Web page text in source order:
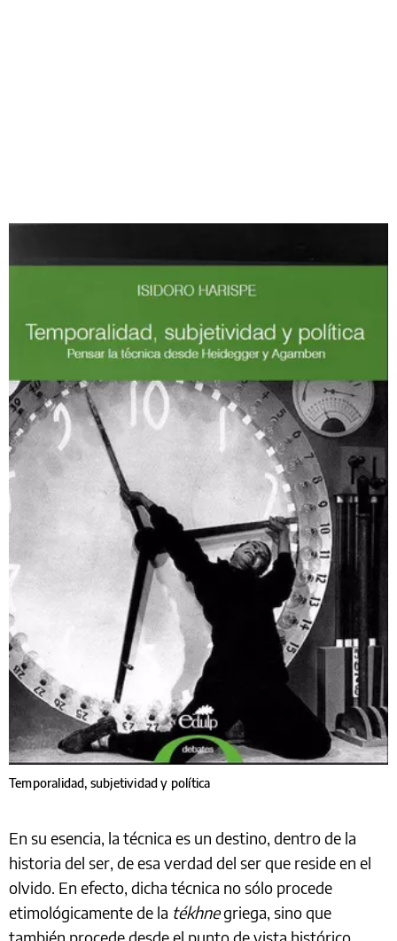
Temporalidad, subjetividad y política
En su esencia, la técnica es un destino, dentro de la
historia del ser, de esa verdad del ser que reside en el
olvido. En efecto, dicha técnica no sólo procede
etimológicamente de la tékhnegriega, sino que